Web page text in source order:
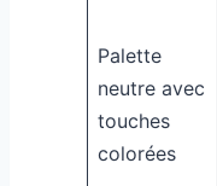
Palette
neutre avec
touches
colorées